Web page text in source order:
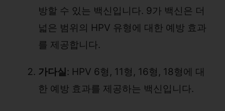
방할 수 있는 백신입니다. 9가 백신은 더
넓은 범위의 HPV 유형에 대한 예방 효과
를 제공합니다.
가다실 : HPV 6형, 11형, 16형, 18형에 대
한 예방 효과를 제공하는 백신입니다.